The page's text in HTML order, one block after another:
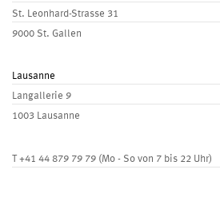
St. Leonhard-Strasse 31
9000 St. Gallen
Lausanne
Langallerie 9
1003 Lausanne
T+41 44 879 79 79 (Mo - So von 7 bis 22 Uhr)